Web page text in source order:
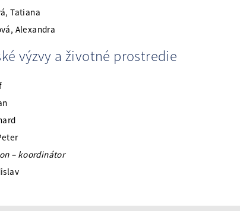
Tatiana
Alexandra
výzvy a životné prostredie
– koordinátor